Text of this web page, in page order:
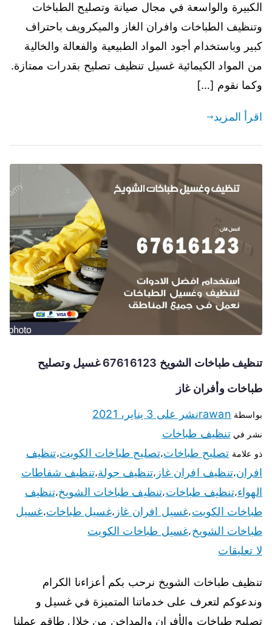
الكبيرة والواسعة في مجال صيانة وتصليح الطباخات
وتنظيف الطباخات وافران الغاز والميكرويف باحتراف
كبير وباستخدام أجود المواد الطبيعية والفعالة والخالية
من المواد الكيمائية غسيل تنظيف تصليح بقدرات ممتازة.
وكما نقوم […]
اقرأ المزيد
تنظيف طباخات الشويخ 67616123 غسيل وتصليح
طباخات وأفران غاز
بواسطة rawanنشر على 3 يناير، 2021
نشر فيتنظيف طباخات
ذو علامة تصليح طباخات،تصليح طباخات الكويت،تنظيف
افران،تنظيف افران غاز ،تنظيف جولة،تنظيف شفاطات
الهواء،تنظيف طباخات،تنظيف طباخات الشويخ،تنظيف
طباخات الكويت،غسيل افران غاز ،غسيل طباخات،غسيل
طباخات الشويخ،غسيل طباخات الكويت
لا تعليقات
تنظيف طباخات الشويخ نرحب بكم أعزاءنا الكرام
وندعوكم لتعرف على خدماتنا المتميزة في غسيل و
تصليح طباخات والأفران والمداخن من خلال طاقم عملنا